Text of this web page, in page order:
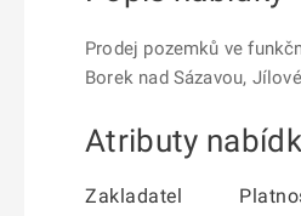
Prodej pozemků ve
Borek nad Sázavou,
Atributy
Zakladatel